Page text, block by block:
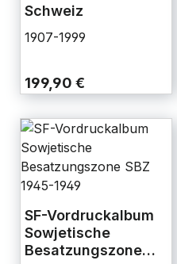
Schweiz
1907-1999
199,90 €
SF-Vordruckalbum
Sowjetische
Besatzungszone